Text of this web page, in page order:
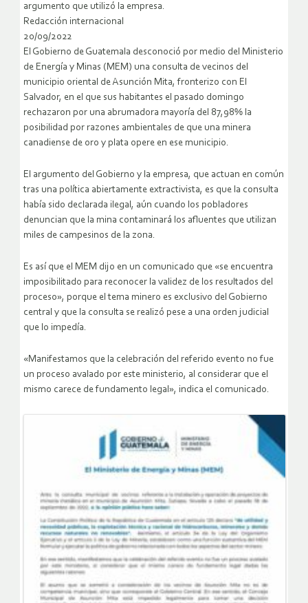
argumento que utilizó la empresa.
Redacción internacional
20/09/2022
El Gobierno de Guatemala desconoció por medio del Ministerio
de Energía y Minas (MEM) una consulta de vecinos del
municipio oriental de Asunción Mita, fronterizo con El
Salvador, en el que sus habitantes el pasado domingo
rechazaron por una abrumadora mayoría del 87,98% la
posibilidad por razones ambientales de que una minera
canadiense de oro y plata opere en ese municipio.
El argumento del Gobierno y la empresa, que actuan en común
tras una política abiertamente extractivista, es que la consulta
había sido declarada ilegal, aún cuando los pobladores
denuncian que la mina contaminará los afluentes que utilizan
miles de campesinos de la zona.
Es así que el MEM dijo en un comunicado que «se encuentra
imposibilitado para reconocer la validez de los resultados del
proceso», porque el tema minero es exclusivo del Gobierno
central y que la consulta se realizó pese a una orden judicial
que lo impedía.
«Manifestamos que la celebración del referido evento no fue
un proceso avalado por este ministerio, al considerar que el
mismo carece de fundamento legal», indica el comunicado.